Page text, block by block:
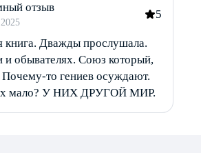
отзыв
5
Дважды прослушала.
и обывателях. Союз который,
то гениев осуждают.
мало? У НИХ ДРУГОЙ МИР.